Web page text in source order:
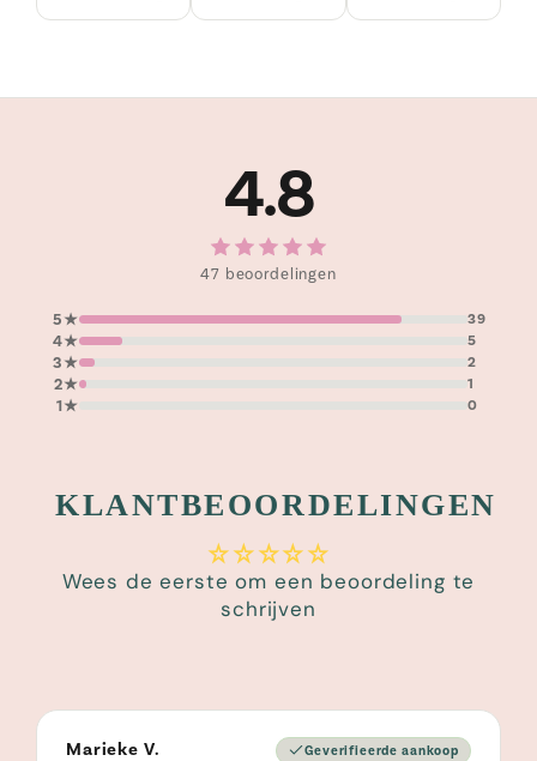
4.8
47 beoordelingen
5★ 39
4★ 5
3★ 2
2★ 1
1★ 0
KLANTBEOORDELINGEN
Wees de eerste om een beoordeling te
schrijven
Marieke V. Geverifieerde aankoop